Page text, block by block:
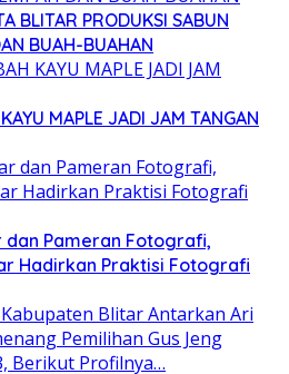
BLITAR PRODUKSI SABUN
BUAH-BUAHAN
MAPLE JADI JAM TANGAN
dan Pameran Fotografi,
Hadirkan Praktisi Fotografi